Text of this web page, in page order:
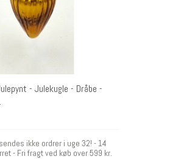
- Julekugle - Dråbe -
ikke ordrer i uge 32! - 14
- Fri fragt ved køb over 599 kr.